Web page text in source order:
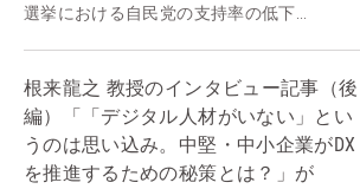
選挙における自民党の支持率の低下...
根来龍之 教授のインタビュー記事（後
編）「「デジタル人材がいない」とい
うのは思い込み。中堅・中小企業がDX
を推進するための秘策とは？」が